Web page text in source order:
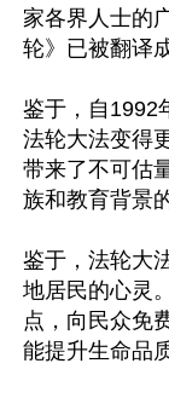
家各界人士的
轮》已被翻译
鉴于，自1992
法轮大法变得
带来了不可估
族和教育背景
鉴于，法轮大
地居民的心灵
点，向民众免
能提升生命品